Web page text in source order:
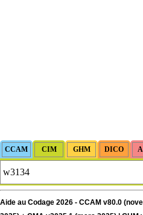
Aide au Codage 2026 - CCAM v80.0